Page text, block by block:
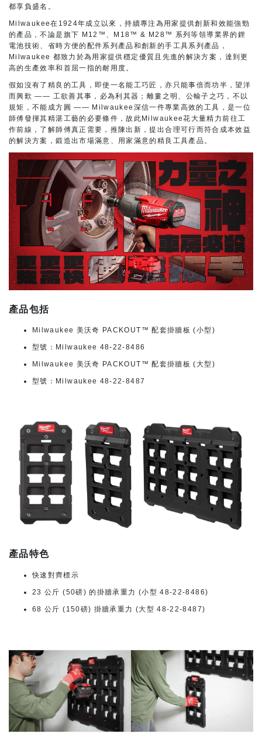
都享負盛名。
Milwaukee在1924年成立以來，持續專注為用家提供創新和效能強勁
的產品，不論是旗下 M12™、M18™ & M28™ 系列等領導業界的鋰
電池技術、省時方便的配件系列產品和創新的手工具系列產品，
Milwaukee 都致力於為用家提供穩定優質且先進的解決方案，達到更
高的生產效率和首屈一指的耐用度。
假如沒有了精良的工具，即使一名能工巧匠，亦只能事倍而功半，望洋
而興歎 —— 工欲善其事，必為利其器；離婁之明、公輸子之巧，不以
規矩，不能成方圓 —— Milwaukee深信一件專業高效的工具，是一位
師傅發揮其精湛工藝的必要條件，故此Milwaukee花大量精力前往工
作前線，了解師傅真正需要，推陳出新，提出合理可行而符合成本效益
的解決方案，鍛造出市場滿意、用家滿意的精良工具產品。
產品包括
Milwaukee 美沃奇 PACKOUT™ 配套掛牆板 (小型)
型號：Milwaukee 48-22-8486
Milwaukee 美沃奇 PACKOUT™ 配套掛牆板 (大型)
型號：Milwaukee 48-22-8487
產品特色
快速對齊標示
23 公斤 (50磅) 的掛牆承重力 (小型 48-22-8486)
68 公斤 (150磅) 掛牆承重力 (大型 48-22-8487)